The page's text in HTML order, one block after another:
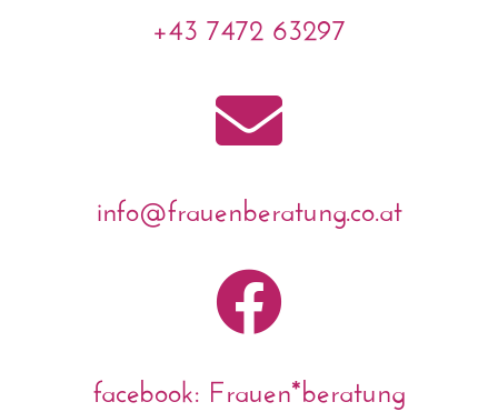
+43 7472 63297

info@frauenberatung.co.at

facebook: Frauen*beratung